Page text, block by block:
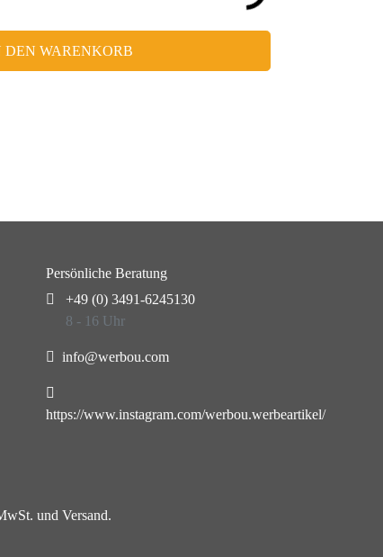
DEN WARENKORB
Persönliche Beratung
+49 (0) 3491-6245130
8 - 16 Uhr
info@werbou.com
https://www.instagram.com/werbou.werbeartikel/
und Versand.